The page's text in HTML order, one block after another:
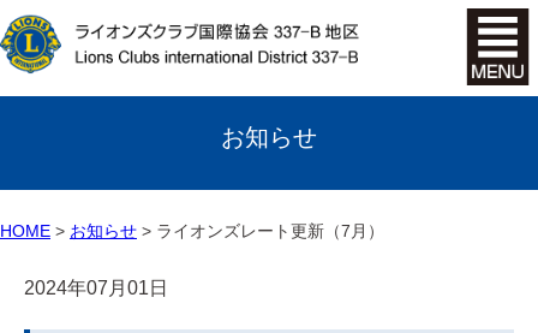
お知らせ
HOME お知らせ ライオンズレート更新（7月）
2024年07月01日